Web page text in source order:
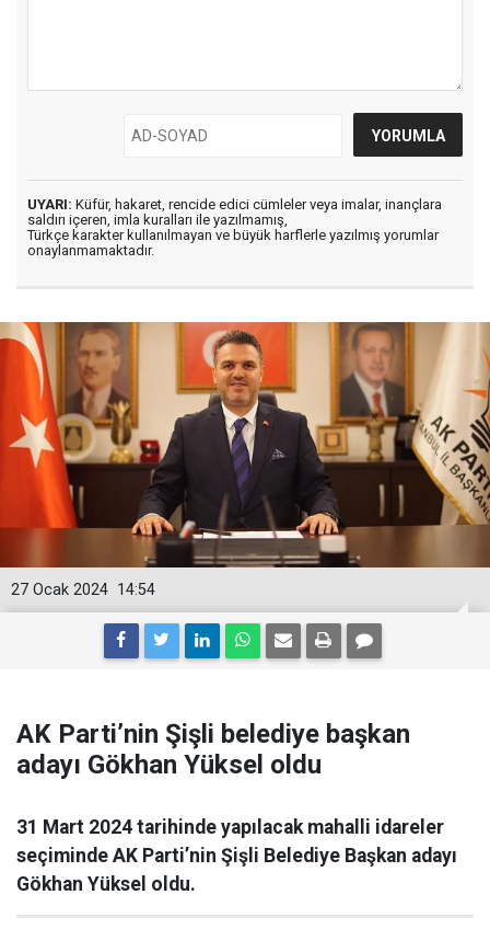
UYARI: Küfür, hakaret, rencide edici cümleler veya imalar, inançlara
saldırı içeren, imla kuralları ile yazılmamış,
Türkçe karakter kullanılmayan ve büyük harflerle yazılmış yorumlar
onaylanmamaktadır.
14:54
27 Ocak 2024
AK Parti’nin Şişli belediye başkan
adayı Gökhan Yüksel oldu
31 Mart 2024 tarihinde yapılacak mahalli idareler
seçiminde AK Parti’nin Şişli Belediye Başkan adayı
Gökhan Yüksel oldu.